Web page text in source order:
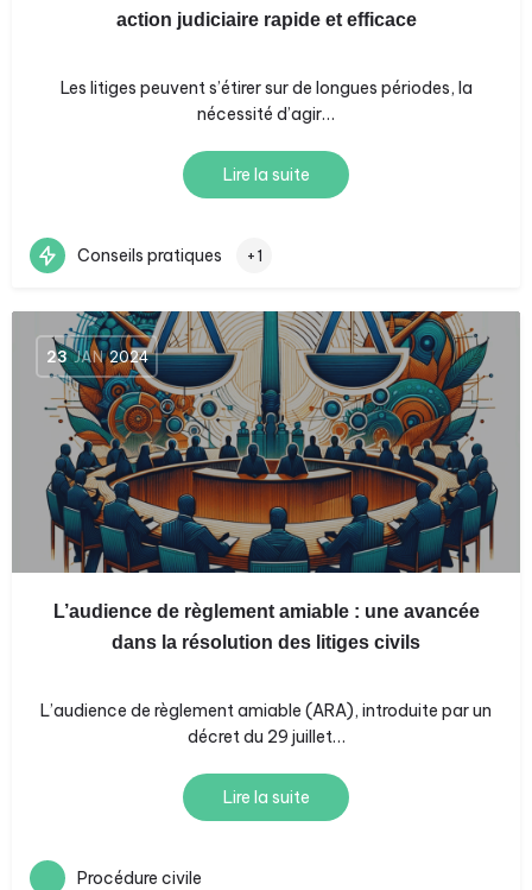
action judiciaire rapide et efficace
Les litiges peuvent s’étirer sur de longues périodes, la
nécessité d’agir…
Lire la suite
Conseils pratiques +1
23 JAN 2024
L’audience de règlement amiable : une avancée
dans la résolution des litiges civils
L’audience de règlement amiable (ARA), introduite par un
décret du 29 juillet…
Lire la suite
Procédure civile